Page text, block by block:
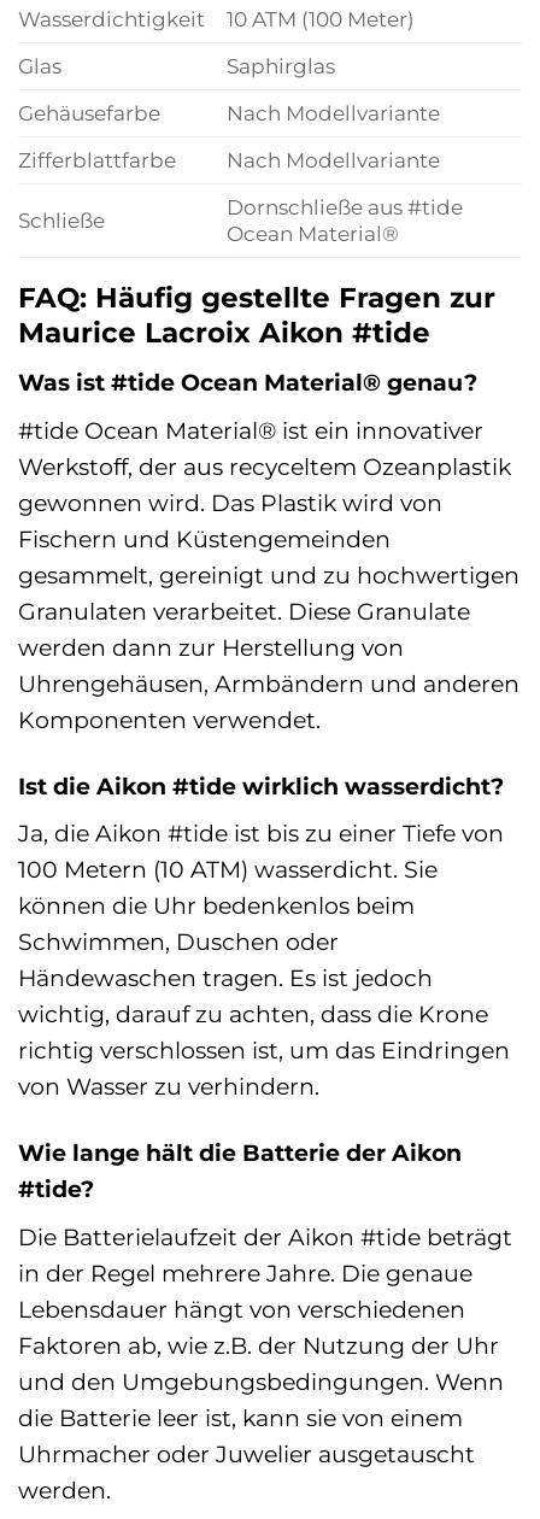
Wasserdichtigkeit
10 ATM (100 Meter)
Glas
Saphirglas
Gehäusefarbe
Nach Modellvariante
Zifferblattfarbe
Nach Modellvariante
Schließe
Dornschließe aus #tide
Ocean Material®
FAQ: Häufig gestellte Fragen zur
Maurice Lacroix Aikon #tide
Was ist #tide Ocean Material® genau?
#tide Ocean Material® ist ein innovativer
Werkstoff, der aus recyceltem Ozeanplastik
gewonnen wird. Das Plastik wird von
Fischern und Küstengemeinden
gesammelt, gereinigt und zu hochwertigen
Granulaten verarbeitet. Diese Granulate
werden dann zur Herstellung von
Uhrengehäusen, Armbändern und anderen
Komponenten verwendet.
Ist die Aikon #tide wirklich wasserdicht?
Ja, die Aikon #tide ist bis zu einer Tiefe von
100 Metern (10 ATM) wasserdicht. Sie
können die Uhr bedenkenlos beim
Schwimmen, Duschen oder
Händewaschen tragen. Es ist jedoch
wichtig, darauf zu achten, dass die Krone
richtig verschlossen ist, um das Eindringen
von Wasser zu verhindern.
Wie lange hält die Batterie der Aikon
#tide?
Die Batterielaufzeit der Aikon #tide beträgt
in der Regel mehrere Jahre. Die genaue
Lebensdauer hängt von verschiedenen
Faktoren ab, wie z.B. der Nutzung der Uhr
und den Umgebungsbedingungen. Wenn
die Batterie leer ist, kann sie von einem
Uhrmacher oder Juwelier ausgetauscht
werden.